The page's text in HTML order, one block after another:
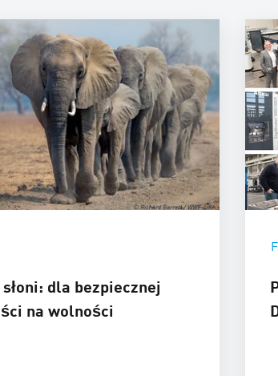
dla bezpiecznej
na wolności